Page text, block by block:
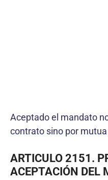
Aceptado el mandato
contrato sino por
ARTICULO 2151.
ACEPTACIÓN DEL